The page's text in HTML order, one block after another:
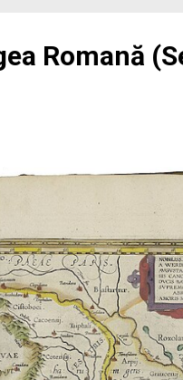
Romană